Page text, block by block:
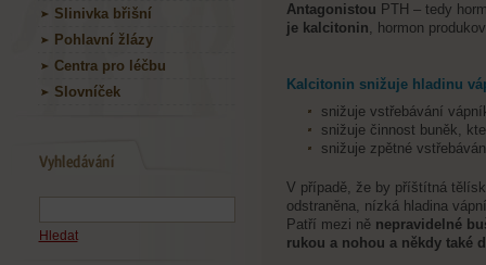
Slinivka břišní
Pohlavní žlázy
Centra pro léčbu
Slovníček
Hledat
Antagonistou PTH – tedy
je kalcitonin, hormon
Kalcitonin snižuje hladinu
snižuje vstřebávání
snižuje činnost buněk,
snižuje zpětné
V případě, že by příštítná
odstraněna, nízká hladina
Patří mezi ně nepravidelné
rukou a nohou a někdy také